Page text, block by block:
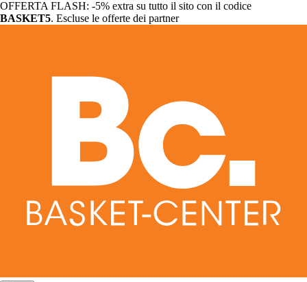
OFFERTA FLASH: -5% extra su tutto il sito con il codice
BASKET5. Escluse le offerte dei partner